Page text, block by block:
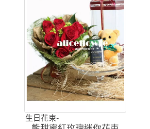
生日花束-